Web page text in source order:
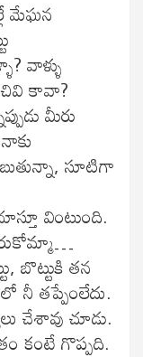
మేఘన
వాళ్ళు
కావా?
మీరు
సూటిగా
వింటుంది.
బొట్టుకి తన
నీ తప్పేంలేదు.
చేశావు చూడు.
కంటే గొప్పది.